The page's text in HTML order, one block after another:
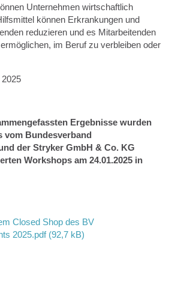
Unternehmen wirtschaftlich
können Erkrankungen und
reduzieren und es Mitarbeitenden
im Beruf zu verbleiben oder
Ergebnisse wurden
vom Bundesverband
der Stryker GmbH & Co. KG
Workshops am 24.01.2025 in
Closed Shop des BV
2025.pdf (92,7 kB)